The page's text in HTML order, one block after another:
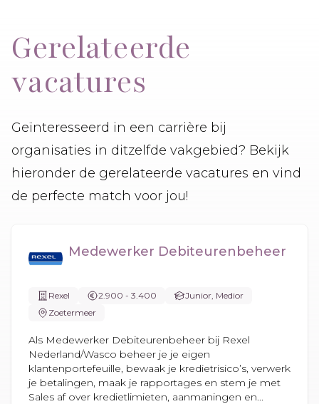
Gerelateerde
vacatures
Geïnteresseerd in een carrière bij
organisaties in ditzelfde vakgebied? Bekijk
hieronder de gerelateerde vacatures en vind
de perfecte match voor jou!
Medewerker Debiteurenbeheer
Rexel 2.900 - 3.400
Junior, Medior
Zoetermeer
Als Medewerker Debiteurenbeheer bij Rexel
Nederland/Wasco beheer je je eigen
klantenportefeuille, bewaak je kredietrisico’s, verwerk
je betalingen, maak je rapportages en stem je met
Sales af over kredietlimieten, aanmaningen en...